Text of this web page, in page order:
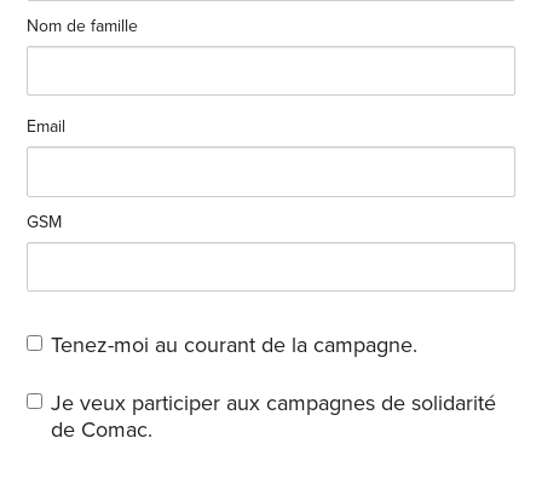
Nom de famille
Email
GSM
Tenez-moi au courant de la campagne.
Je veux participer aux campagnes de solidarité
de Comac.